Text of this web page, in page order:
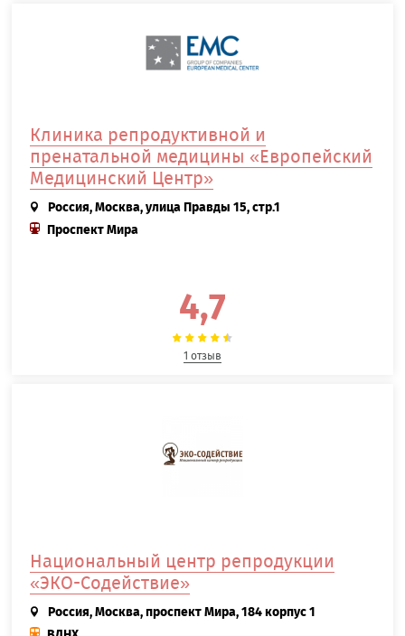
Клиника репродуктивной и
пренатальной медицины «Европейский
Медицинский Центр»
Россия, Москва, улица Правды 15, стр.1
Проспект Мира
4,7
1 отзыв
Национальный центр репродукции
«ЭКО-Содействие»
Россия, Москва, проспект Мира, 184 корпус 1